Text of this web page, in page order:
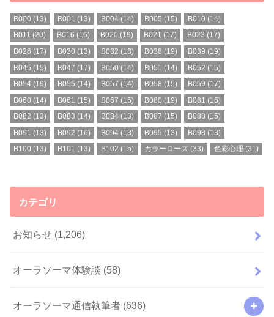
B000 (13) B001 (13) B004(14) B005 (15) B010 (14)
B011 (20) B016 (16) B020 (19) B021 (17) B023 (17)
B026 (17) B030 (13) B032 (13) B038 (19) B039 (19)
B045 (15) B047 (17) B050 (14) B051 (14) B052 (15)
B054 (19) B055 (14) B057 (14) B058 (15) B059 (17)
B060 (14) B061 (15) B067 (15) B080 (19) B081 (16)
B082 (13) B083 (14) B084(13) B087 (15) B088 (15)
B091 (13) B092 (16) B094(13) B095 (13) B098 (13)
B100 (13) B101 (13) B102 (15) カラーローズ (33) 色彩心理 (31)
カテゴリ
お知らせ (1,206)
オーラソーマ体験談 (58)
オーラソーマ通信執筆者 (636)